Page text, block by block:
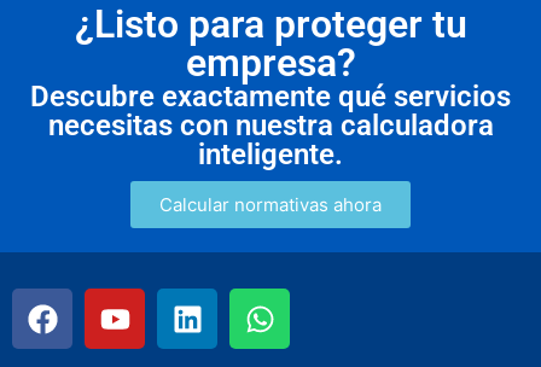
¿Listo para proteger tu
empresa?
Descubre exactamente qué servicios
necesitas con nuestra calculadora
inteligente.
Calcular normativas ahora